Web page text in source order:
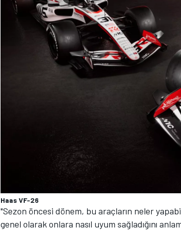
Haas VF-26
"Sezon öncesi dönem, bu araçların neler
genel olarak onlara nasıl uyum sağladığını